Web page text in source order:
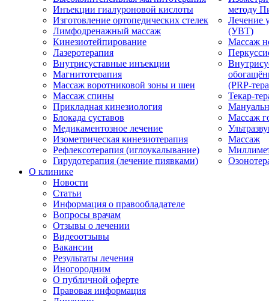
Инъекции гиалуроновой кислоты
Изготовление ортопедических стелек
Лимфодренажный массаж
Кинезиотейпирование
Лазеротерапия
Внутрисуставные инъекции
Магнитотерапия
Массаж воротниковой зоны и шеи
Массаж спины
Прикладная кинезиология
Блокада суставов
Медикаментозное лечение
Изометрическая кинезиотерапия
Рефлексотерапия (иглоукалывание)
Гирудотерапия (лечение пиявками)
методу
Лечение
(УВТ)
Массаж
(PRP-
Текар-
Массаж
Массаж
О клинике
Новости
Статьи
Информация о правообладателе
Вопросы врачам
Отзывы о лечении
Видеоотзывы
Вакансии
Результаты лечения
Иногородним
О публичной оферте
Правовая информация